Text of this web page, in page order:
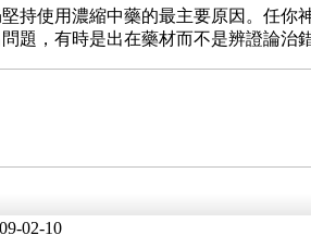
持使用濃縮中藥的最主要原因。任你
題，有時是出在藥材而不是辨證論治錯
02-10